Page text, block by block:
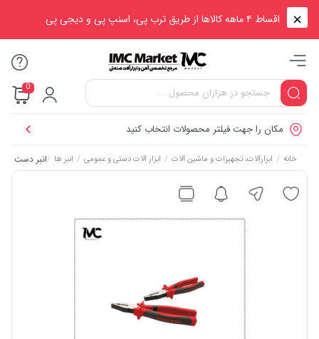
اقساط ۴ ماهه کالاها از طریق ترب پی، اسنپ پی و دیجی پی
0
مکان را جهت فیلتر محصولات انتخاب کنید
خانه / ابزارآلات، تجهیزات و ماشین آلات / ابزار آلات دستی و عمومی / انبر ها /انبر دست